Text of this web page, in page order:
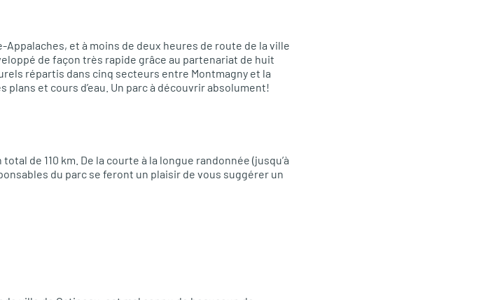
et à moins de deux heures de route de la ville
de façon très rapide grâce au partenariat de huit
répartis dans cinq secteurs entre Montmagny et la
et cours d’eau. Un parc à découvrir absolument!
de 110 km. De la courte à la longue randonnée (jusqu’à
du parc se feront un plaisir de vous suggérer un